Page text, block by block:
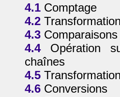
4.1 Comptage
4.2
4.3
4.4Opération
chaînes
4.5
4.6 Conversions